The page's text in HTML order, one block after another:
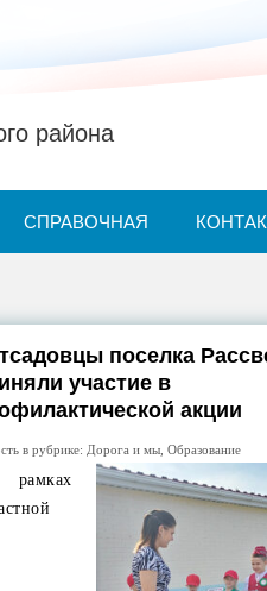
района
СПРАВОЧНАЯ
поселка
участие в
акции
в рубрике: Дорога и мы, Образование